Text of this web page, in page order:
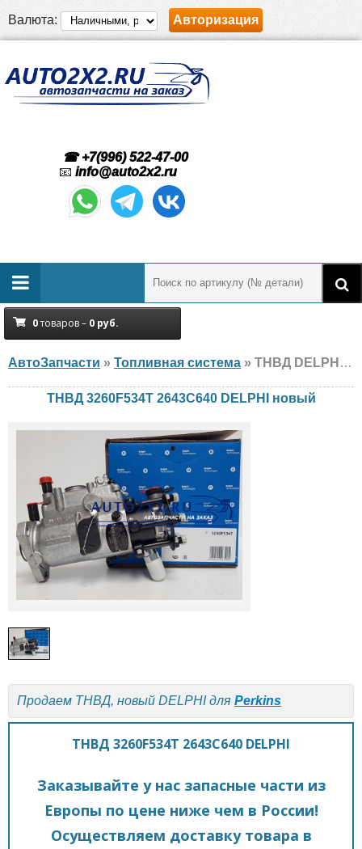
Валюта: Авторизация
☎ +7(996) 522-47-00
📧 info@auto2x2.ru
0товаров – 0 руб.
АвтоЗапчасти » Топливная система » ТНВД DELPHI 3260F534T 2643C640 Perkins, новый
ТНВД 3260F534T 2643C640 DELPHI новый
Продаем ТНВД, новый DELPHI для Perkins
ТНВД 3260F534T 2643C640 DELPHI
Заказывайте у нас запасные части из
Европы по цене ниже чем в России!
Осуществляем доставку товара в